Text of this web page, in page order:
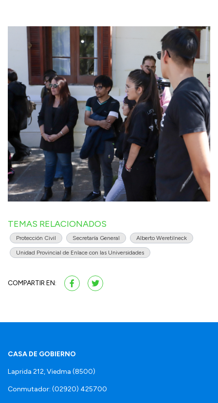
TEMAS RELACIONADOS
Protección Civil Secretaría General Alberto Weretilneck
Unidad Provincial de Enlace con las Universidades
COMPARTIR EN:
CASA DE GOBIERNO
Laprida 212, Viedma (8500)
Conmutador: (02920) 425700